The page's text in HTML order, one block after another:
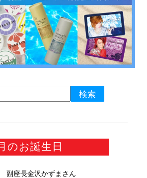
のお誕生日
副座長金沢かずま さん